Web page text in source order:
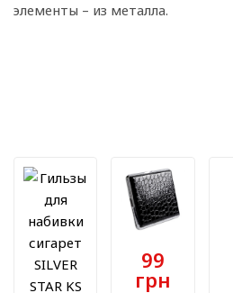
элементы – из металла.
99
грн